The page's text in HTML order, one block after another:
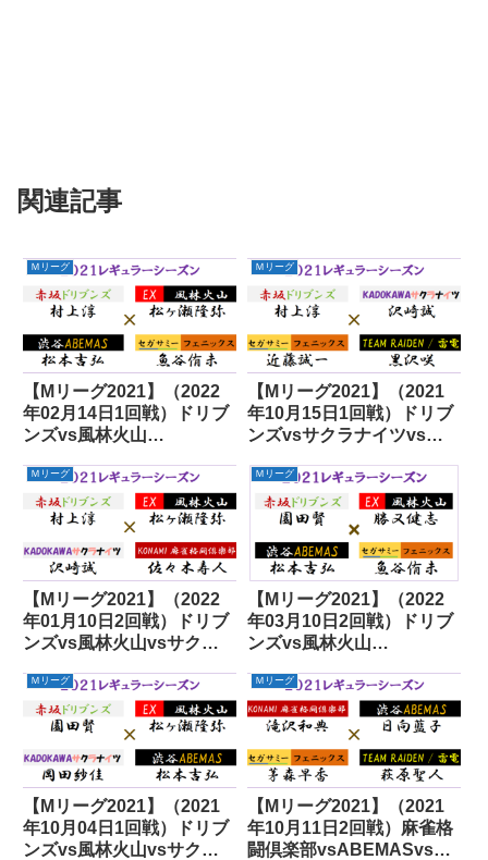
関連記事
Ｍリーグ
【Mリーグ2021】（2022
年02月14日1回戦）ドリブ
ンズvs風林火山
ス
Ｍリーグ
【Mリーグ2021】（2021
年10月15日1回戦）ドリブ
ンズvsサクラナイツvsフ
Ｍリーグ
【Mリーグ2021】（2022
年01月10日2回戦）ドリブ
ンズvs風林火山vsサクラ
Ｍリーグ
【Mリーグ2021】（2022
年03月10日2回戦）ドリブ
ンズvs風林火山
ス
Ｍリーグ
【Mリーグ2021】（2021
年10月04日1回戦）ドリブ
ンズvs風林火山vsサクラ
Ｍリーグ
【Mリーグ2021】（2021
年10月11日2回戦）麻雀格
闘倶楽部vsABEMASvsフ